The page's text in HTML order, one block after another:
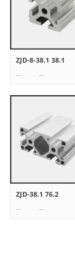
ZJD-8-38.1 38.1
... ...
ZJD-38.1 76.2
... ...